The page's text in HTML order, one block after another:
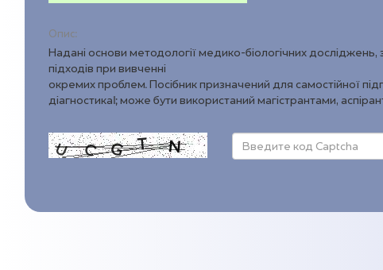
Опис:
Надані основи методології медико-біологічних
підходів при вивченні
окремих проблем. Посібник призначений для самостійної
діагностика‖; може бути використаний магістрантами,